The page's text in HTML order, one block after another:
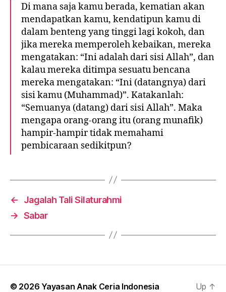
Di mana saja kamu berada, kematian akan
mendapatkan kamu, kendatipun kamu di
dalam benteng yang tinggi lagi kokoh, dan
jika mereka memperoleh kebaikan, mereka
mengatakan: “Ini adalah dari sisi Allah”, dan
kalau mereka ditimpa sesuatu bencana
mereka mengatakan: “Ini (datangnya) dari
sisi kamu (Muhammad)”. Katakanlah:
“Semuanya (datang) dari sisi Allah”. Maka
mengapa orang-orang itu (orang munafik)
hampir-hampir tidak memahami
pembicaraan sedikitpun?
←
Jagalah Tali Silaturahmi
→ Sabar
© 2026 Yayasan Anak Ceria Indonesia Up ↑